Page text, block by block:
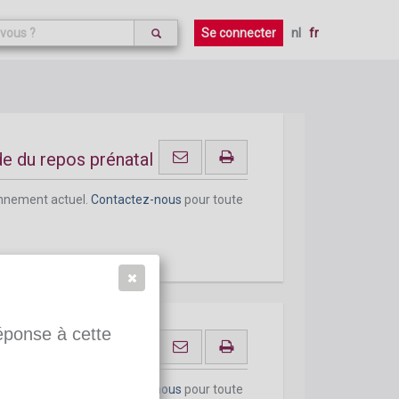
Se connecter nl fr
du repos prénatal
actuel. Contactez-nous pour toute
Contactez-nous pour toute
à cette